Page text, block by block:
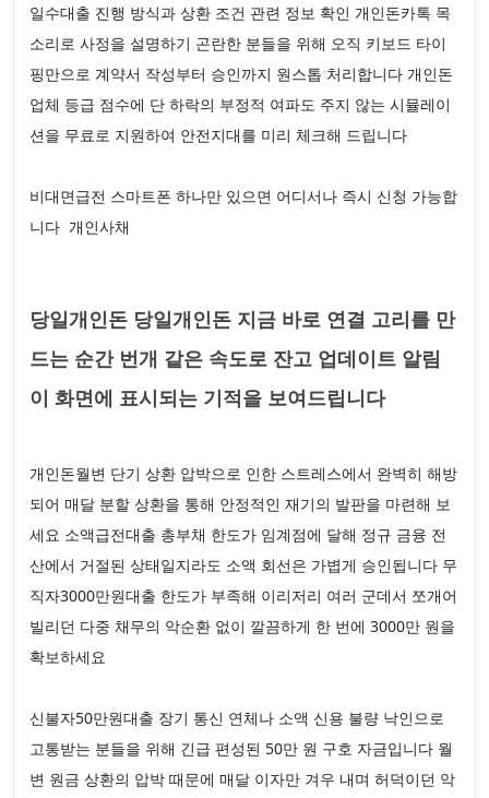
일수대출 진행 방식과 상환 조건 관련 정보 확인 개인돈카톡 목
소리로 사정을 설명하기 곤란한 분들을 위해 오직 키보드 타이
핑만으로 계약서 작성부터 승인까지 원스톱 처리합니다 개인돈
업체 등급 점수에 단 하락의 부정적 여파도 주지 않는 시뮬레이
션을 무료로 지원하여 안전지대를 미리 체크해 드립니다
비대면급전 스마트폰 하나만 있으면 어디서나 즉시 신청 가능합
니다 개인사채
당일개인돈 당일개인돈 지금 바로 연결 고리를 만
드는 순간 번개 같은 속도로 잔고 업데이트 알림
이 화면에 표시되는 기적을 보여드립니다
개인돈월변 단기 상환 압박으로 인한 스트레스에서 완벽히 해방
되어 매달 분할 상환을 통해 안정적인 재기의 발판을 마련해 보
세요 소액급전대출 총부채 한도가 임계점에 달해 정규 금융 전
산에서 거절된 상태일지라도 소액 회선은 가볍게 승인됩니다 무
직자3000만원대출 한도가 부족해 이리저리 여러 군데서 쪼개어
빌리던 다중 채무의 악순환 없이 깔끔하게 한 번에 3000만 원을
확보하세요
신불자50만원대출 장기 통신 연체나 소액 신용 불량 낙인으로
고통받는 분들을 위해 긴급 편성된 50만 원 구호 자금입니다 월
변 원금 상환의 압박 때문에 매달 이자만 겨우 내며 허덕이던 악